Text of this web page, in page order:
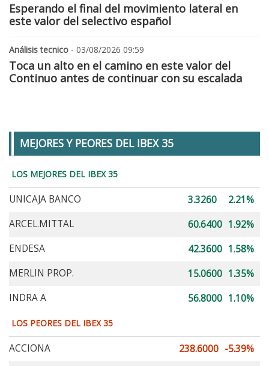
Esperando el final del movimiento lateral en
este valor del selectivo español
Análisis tecnico - 03/08/2026 09:59
Toca un alto en el camino en este valor del
Continuo antes de continuar con su escalada
MEJORES Y PEORES DEL IBEX 35
LOS MEJORES DEL IBEX 35
UNICAJA BANCO 3.3260
2.21%
ARCEL.MITTAL
60.6400 1.92%
ENDESA
42.3600 1.58%
MERLIN PROP.
15.0600 1.35%
INDRA A
56.8000 1.10%
LOS PEORES DEL IBEX 35
ACCIONA 238.6000 -5.39%